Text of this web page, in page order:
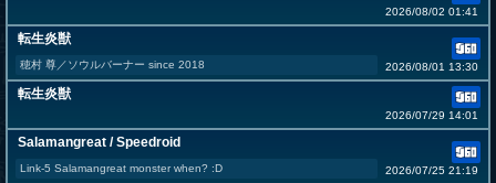
2026/08/02 01:41
転生炎獣
穂村 尊／ソウルバーナー since 2018 2026/08/01 13:30
転生炎獣
2026/07/29 14:01
Salamangreat / Speedroid
Link-5 Salamangreat monster when? :D 2026/07/25 21:19